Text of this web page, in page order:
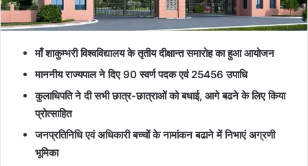
माँ शाकुम्भरी विश्वविद्यालय के तृतीय दीक्षान्त समारोह का हुआ आयोजन
माननीय राज्यपाल ने दिए 90 स्वर्ण पदक एवं 25456 उपाधि
कुलाधिपति ने दी सभी छात्र-छात्राओं को बधाई, आगे बढने के लिए किया
प्रोत्साहित
जनप्रतिनिधि एवं अधिकारी बच्चों के नामांकन बढाने में निभाएं अग्रणी
भूमिका